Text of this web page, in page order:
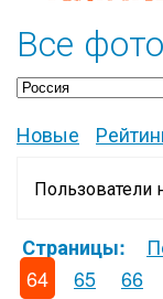
Все
Новые
Пользователи
Страницы:
64
65 66